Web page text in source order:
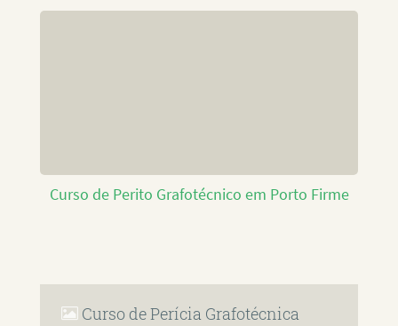
Curso de Perito Grafotécnico em Porto Firme
Curso de Perícia Grafotécnica